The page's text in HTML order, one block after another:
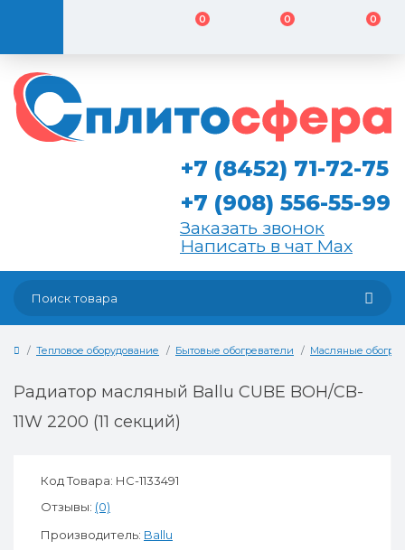
0 0 0
+7 (8452) 71-72-75
+7 (908) 556-55-99
Заказать звонок
Написать в чат Max
Тепловое оборудование Бытовые обогреватели Масляные
Радиатор масляный Ballu CUBE BOH/CB-
11W 2200 (11 секций)
Код Товара: НС-1133491
Отзывы: (0)
Производитель: Ballu